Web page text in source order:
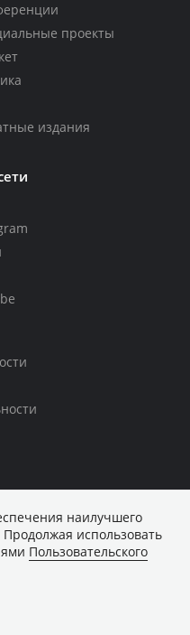
проекты
издания
2026
■ опубликованы на
наилучшего
использовать
Пользовательского